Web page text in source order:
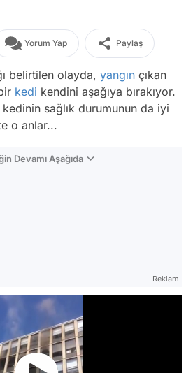
Yorum Yap Paylaş
belirtilen olayda, yangın çıkan
kedi kendini aşağıya bırakıyor.
sağlık durumunun da iyi
o anlar...
Devamı Aşağıda
Reklam